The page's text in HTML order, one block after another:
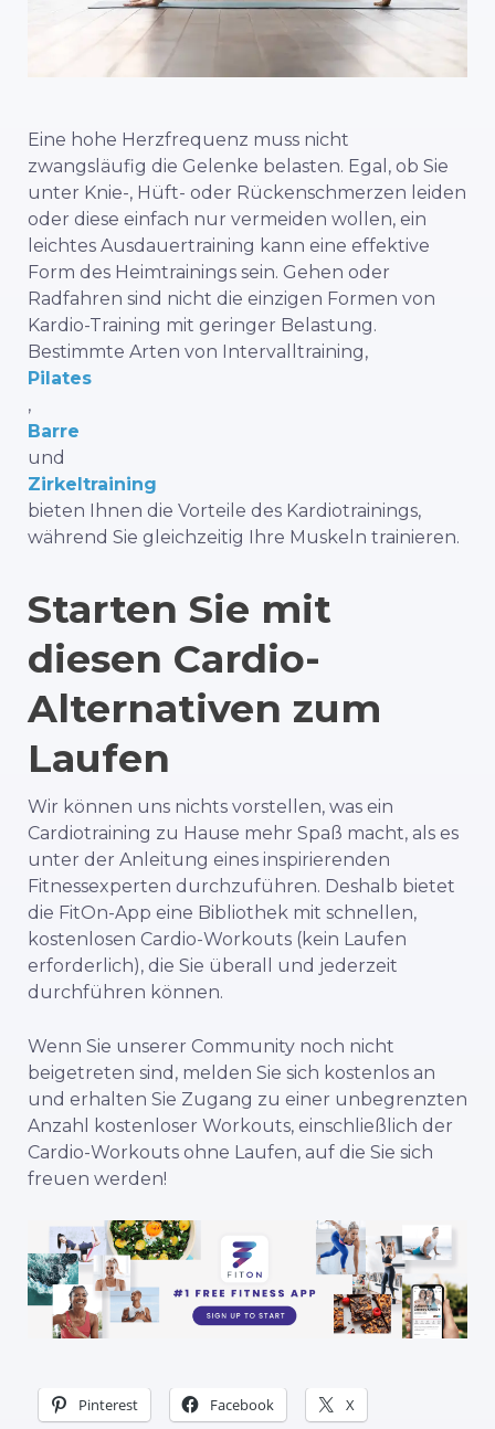
Eine hohe Herzfrequenz muss nicht
zwangsläufig die Gelenke belasten. Egal, ob Sie
unter Knie-, Hüft- oder Rückenschmerzen leiden
oder diese einfach nur vermeiden wollen, ein
leichtes Ausdauertraining kann eine effektive
Form des Heimtrainings sein. Gehen oder
Radfahren sind nicht die einzigen Formen von
Kardio-Training mit geringer Belastung.
Bestimmte Arten von Intervalltraining,
Pilates
,
Barre
und
Zirkeltraining
bieten Ihnen die Vorteile des Kardiotrainings,
während Sie gleichzeitig Ihre Muskeln trainieren.
Starten Sie mit
diesen Cardio-
Alternativen zum
Laufen
Wir können uns nichts vorstellen, was ein
Cardiotraining zu Hause mehr Spaß macht, als es
unter der Anleitung eines inspirierenden
Fitnessexperten durchzuführen. Deshalb bietet
die FitOn-App eine Bibliothek mit schnellen,
kostenlosen Cardio-Workouts (kein Laufen
erforderlich), die Sie überall und jederzeit
durchführen können.
Wenn Sie unserer Community noch nicht
beigetreten sind, melden Sie sich kostenlos an
und erhalten Sie Zugang zu einer unbegrenzten
Anzahl kostenloser Workouts, einschließlich der
Cardio-Workouts ohne Laufen, auf die Sie sich
freuen werden!
Pinterest Facebook X